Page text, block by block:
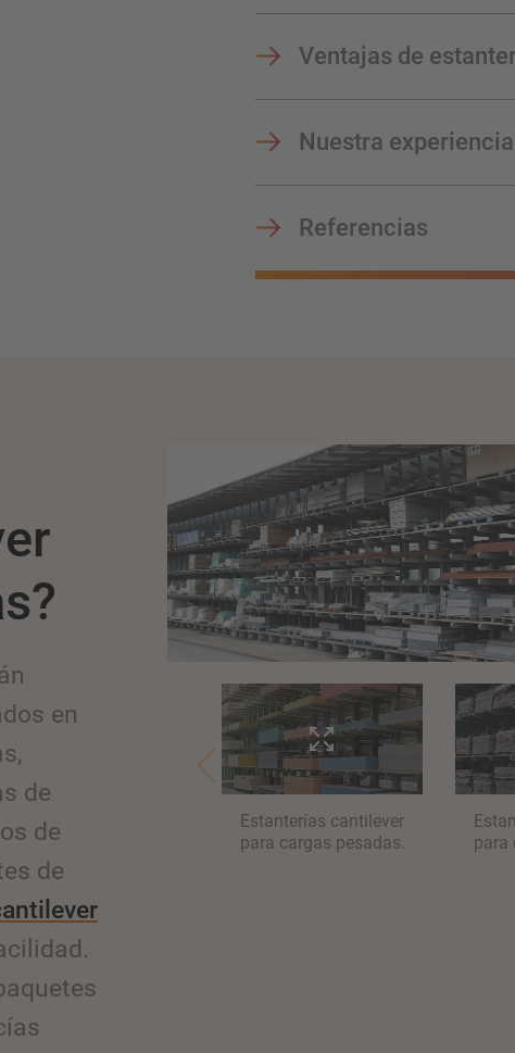
Ventajas de
Nuestra experiencia
Referencias
en
de
de
de
Estanterías cantilever
para cargas pesadas.
para